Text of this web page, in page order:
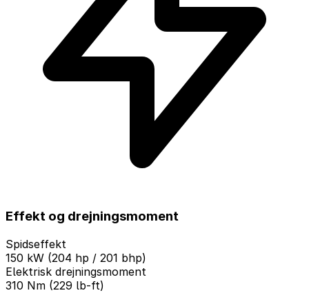
Effekt og drejningsmoment
Spidseffekt
150 kW (204 hp / 201 bhp)
Elektrisk drejningsmoment
310 Nm (229 lb-ft)